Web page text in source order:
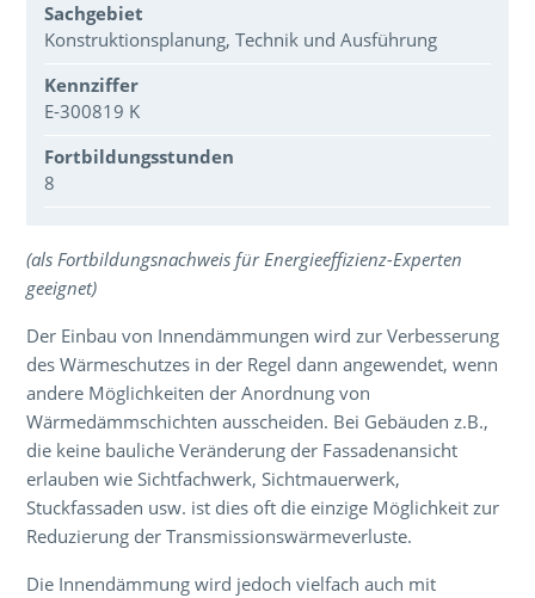
Sachgebiet
Konstruktionsplanung, Technik und Ausführung
Kennziffer
E-300819 K
Fortbildungsstunden
8
Über den Inhalt der Veranstaltung
(als Fortbildungsnachweis für Energieeffizienz-Experten
geeignet)
Der Einbau von Innendämmungen wird zur Verbesserung
des Wärmeschutzes in der Regel dann angewendet, wenn
andere Möglichkeiten der Anordnung von
Wärmedämmschichten ausscheiden. Bei Gebäuden z.B.,
die keine bauliche Veränderung der Fassadenansicht
erlauben wie Sichtfachwerk, Sichtmauerwerk,
Stuckfassaden usw. ist dies oft die einzige Möglichkeit zur
Reduzierung der Transmissionswärmeverluste.
Die Innendämmung wird jedoch vielfach auch mit